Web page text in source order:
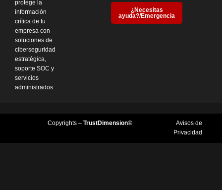
protege la
información
crítica de tu
empresa con
soluciones de
ciberseguridad
estratégica,
soporte SOC y
servicios
administrados.
¿Necesitas
ayuda?/Emergencia
Copyrights – TrustDimension©
Avisos de
Privacidad